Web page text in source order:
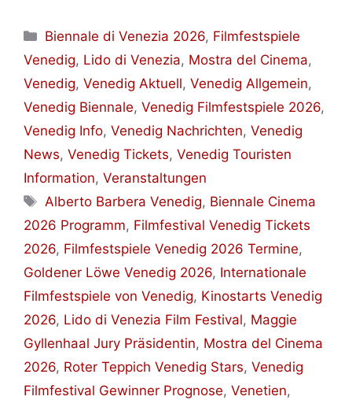
Kategorien
Biennale di Venezia 2026, Filmfestspiele
Venedig, Lido di Venezia, Mostra del Cinema,
Venedig, Venedig Aktuell, Venedig Allgemein,
Venedig Biennale, Venedig Filmfestspiele 2026,
Venedig Info, Venedig Nachrichten, Venedig
News, Venedig Tickets, Venedig Touristen
Information, Veranstaltungen
Schlagwörter
Alberto Barbera Venedig, Biennale Cinema
2026 Programm, Filmfestival Venedig Tickets
2026, Filmfestspiele Venedig 2026 Termine,
Goldener Löwe Venedig 2026, Internationale
Filmfestspiele von Venedig, Kinostarts Venedig
2026, Lido di Venezia Film Festival, Maggie
Gyllenhaal Jury Präsidentin, Mostra del Cinema
2026, Roter Teppich Venedig Stars, Venedig
Filmfestival Gewinner Prognose, Venetien,